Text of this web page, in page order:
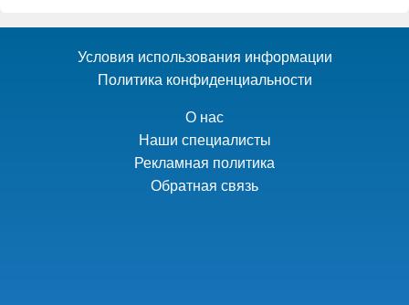
Условия использования информации
Политика конфиденциальности
О нас
Наши специалисты
Рекламная политика
Обратная связь